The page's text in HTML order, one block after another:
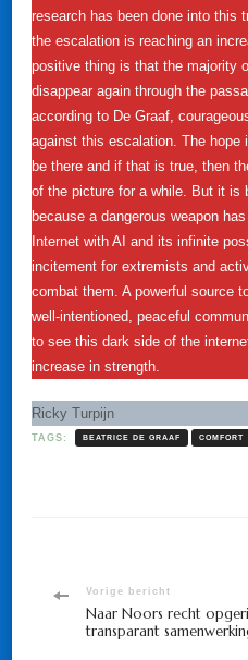
research has been done into this
the escalation is reaching an
positive thing is that the majority
disappear again through the
according to De Graaf,
against this escalation. The hope
be there and if that is true, then
of the picture for a while. But it is
because a dangerous weapon
Internet with AI and its infinite
incitement for extremists and
combat them. A powerful source
well-intentioned, peaceful
to see this dark side of the
increase in strength.
Ricky Turpijn
TAGS: BEATRICE DE GRAAF COMFORT
Bericht
navigatie
Vorige bericht
Naar Noors recht
transparant